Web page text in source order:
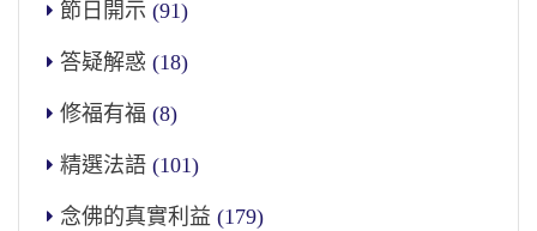
節日開示 (91)
答疑解惑 (18)
修福有福 (8)
精選法語 (101)
念佛的真實利益 (179)